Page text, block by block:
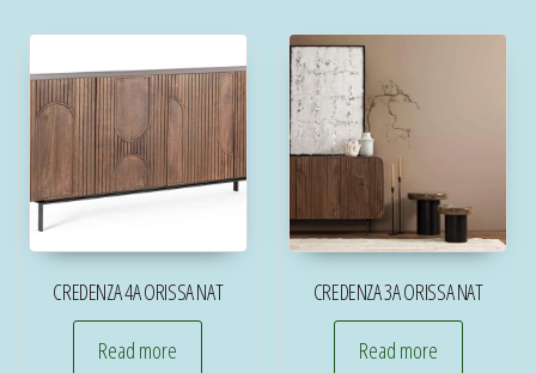
CREDENZA 4A ORISSA NAT
Read more
CREDENZA 3A ORISSA NAT
Read more